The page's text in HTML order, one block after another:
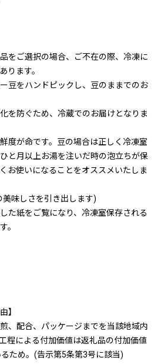
をご選択の場合、ご不在の際、冷凍に
ります。
豆をハンドピックし、豆のままでのお
を防ぐため、冷蔵でのお届けとなりま
度が命です。豆の場合は正しく冷凍室
と月以上お湯を注いだ時の泡立ちが保
お使いになることをオススメいたしま
味しさを引き出します)
た紙をご覧になり、冷凍室保存される
。
】
、配合、パッケージまでを当該地域内
程による付加価値は返礼品の付加価値
ため。(告示第5条第3号に該当)